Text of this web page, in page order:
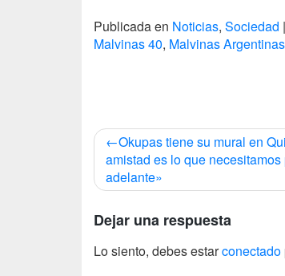
Publicada en Noticias, Sociedad |
Malvinas 40, Malvinas Argentinas
Navegación
de
entradas
Okupas tiene su mural en
amistad es lo que
adelante»
Dejar una respuesta
Lo siento, debes estarconectado